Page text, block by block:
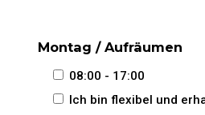
Montag / Aufräumen
08:00 - 17:00
Ich bin flexibel und